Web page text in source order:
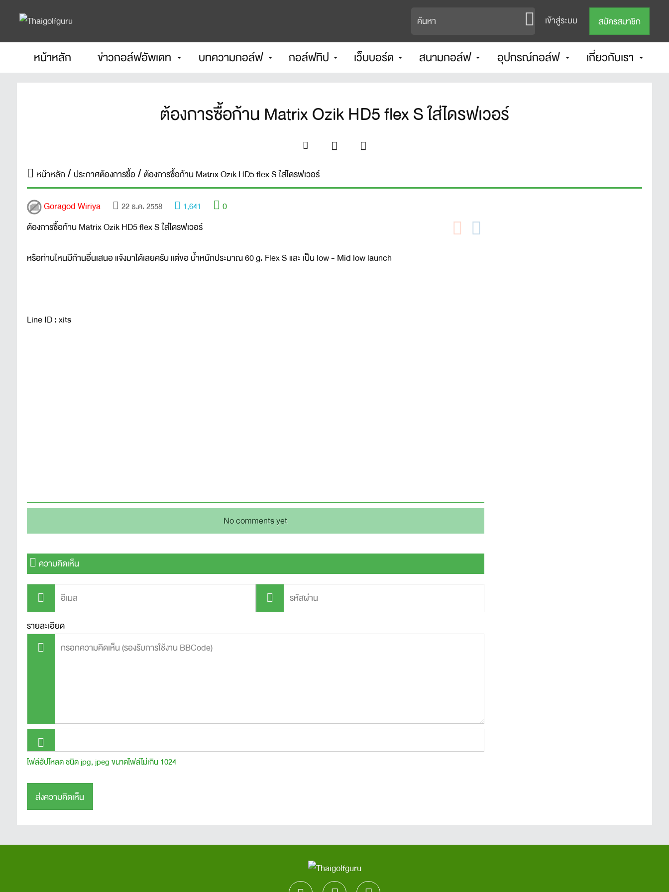
เข้าสู่ระบบ สมัครสมาชิก
หน้าหลัก ข่าวกอล์ฟอัพเดท บทความกอล์ฟ กอล์ฟทิป เว็บบอร์ด สนามกอล์ฟ อุปกรณ์กอล์ฟ เกี่ยวกับเรา
ต้องการซื้อก้าน Matrix Ozik HD5 flex S ใส่ไดรฟเวอร์
หน้าหลัก ประกาศต้องการชื้อ ต้องการซื้อก้าน Matrix Ozik HD5 flex S ใส่ไดรฟเวอร์
Goragod Wiriya 22 ธ.ค. 2558 1,641
0
ต้องการซื้อก้าน Matrix Ozik HD5 flex S ใส่ไดรฟเวอร์
หรือท่านไหนมีก้านอื่นเสนอ แจ้งมาได้เลยครับ แต่ขอ น้ำหนักประมาณ 60 g. Flex S และ เป็น low - Mid low launch
Line ID : xits
No comments yet
ความคิดเห็น
รายละเอียด
ไฟล์อัปโหลด ชนิด jpg, jpeg ขนาดไฟล์ไม่เกิน 1024